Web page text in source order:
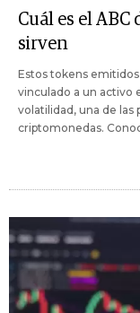
Cuál es el ABC
sirven
Estos tokens
vinculado a un activo
volatilidad, una de las
criptomonedas.